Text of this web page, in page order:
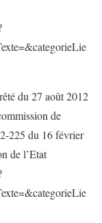
du 27 août 2012
de
225 du 16 février
de l’Etat